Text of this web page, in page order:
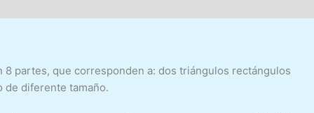
partes, que corresponden a: dos triángulos rectángulos
de diferente tamaño.